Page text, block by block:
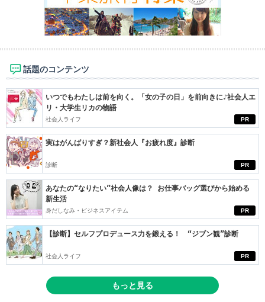
話題のコンテンツ
PR
いつでもわたしは前を向く。「女の子の日」を前向きに♪社会人エ
リ・大学生リカの物語
社会人ライフ
PR
実はがんばりすぎ？新社会人『お疲れ度』診断
診断
PR
あなたの“なりたい”社会人像は？ お仕事バッグ選びから始める
新生活
身だしなみ・ビジネスアイテム
PR
【診断】セルフプロデュース力を鍛える！ “ジブン観”診断
社会人ライフ
もっと見る